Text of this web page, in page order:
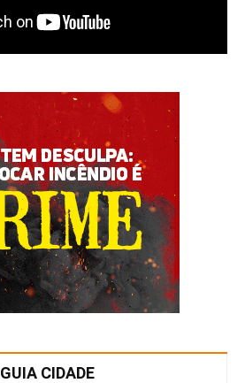
GUIA CIDADE